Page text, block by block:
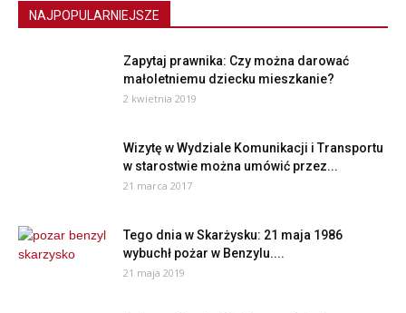
NAJPOPULARNIEJSZE
Zapytaj prawnika: Czy można darować
małoletniemu dziecku mieszkanie?
2 kwietnia 2019
Wizytę w Wydziale Komunikacji i Transportu
w starostwie można umówić przez...
21 marca 2017
Tego dnia w Skarżysku: 21 maja 1986
wybuchł pożar w Benzylu....
21 maja 2019